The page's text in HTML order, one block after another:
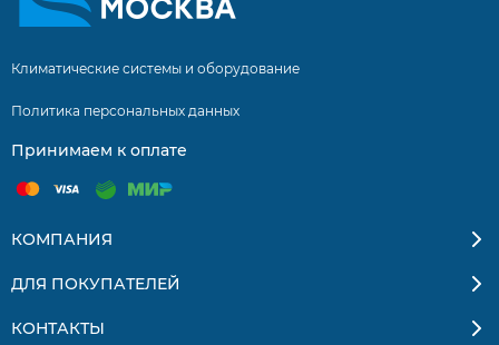
Климатические системы и оборудование
Политика персональных данных
Принимаем к оплате
КОМПАНИЯ
ДЛЯ ПОКУПАТЕЛЕЙ
КОНТАКТЫ